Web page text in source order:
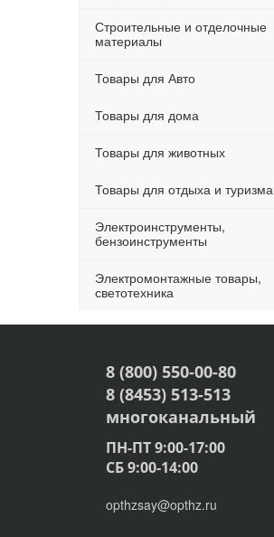
Строительные и отделочные
материалы
Товары для Авто
Товары для дома
Товары для животных
Товары для отдыха и туризма
Электроинструменты,
бензоинструменты
Электромонтажные товары,
светотехника
8 (800) 550-00-80
8 (8453) 513-513
многоканальный
ПН-ПТ 9:00-17:00
СБ 9:00-14:00
opthzsay@opthz.ru